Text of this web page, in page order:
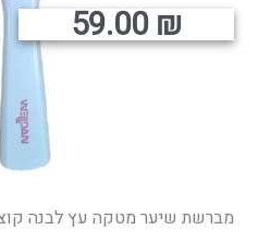
מברשת שיער מטקה עץ לבנה
59.00₪